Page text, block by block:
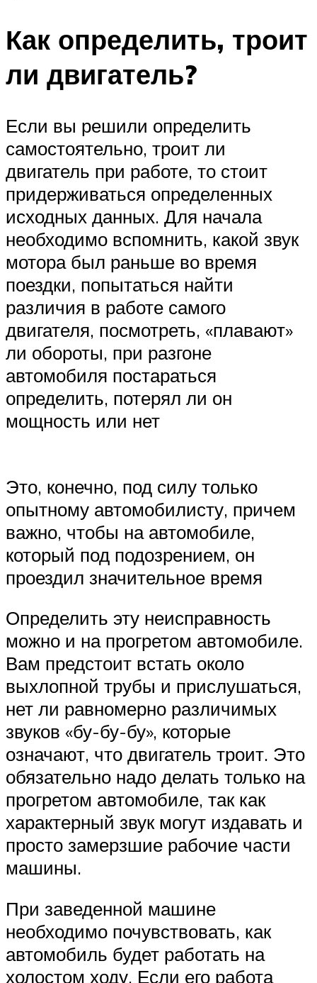
Как определить, троит
ли двигатель?
Если вы решили определить
самостоятельно, троит ли
двигатель при работе, то стоит
придерживаться определенных
исходных данных. Для начала
необходимо вспомнить, какой звук
мотора был раньше во время
поездки, попытаться найти
различия в работе самого
двигателя, посмотреть, «плавают»
ли обороты, при разгоне
автомобиля постараться
определить, потерял ли он
мощность или нет
Это, конечно, под силу только
опытному автомобилисту, причем
важно, чтобы на автомобиле,
который под подозрением, он
проездил значительное время
Определить эту неисправность
можно и на прогретом автомобиле.
Вам предстоит встать около
выхлопной трубы и прислушаться,
нет ли равномерно различимых
звуков «бу-бу-бу», которые
означают, что двигатель троит. Это
обязательно надо делать только на
прогретом автомобиле, так как
характерный звук могут издавать и
просто замерзшие рабочие части
машины.
При заведенной машине
необходимо почувствовать, как
автомобиль будет работать на
холостом ходу. Если его работа